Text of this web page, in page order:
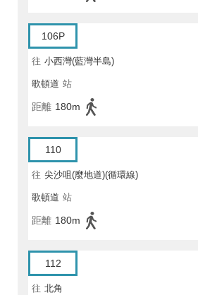
106P
往 小西灣(藍灣半島)
歌頓道 站
距離 180m
110
往 尖沙咀(麼地道)(循環線)
歌頓道 站
距離 180m
112
往 北角